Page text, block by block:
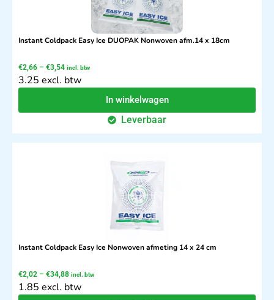
Instant Coldpack Easy Ice DUOPAK Nonwoven afm.14 x 18cm
€2,66 – €3,54 incl. btw
3.25 excl. btw
In winkelwagen
Leverbaar
Instant Coldpack Easy Ice Nonwoven afmeting 14 x 24 cm
€2,02 – €34,88 incl. btw
1.85 excl. btw